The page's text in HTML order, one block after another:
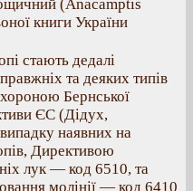
(Anacamptis
книги України
стають дедалі
та деяких типів
Бернської
ЄС (Дідух,
наявних на
Директивою
лук — код 6510, та
молінії — код 6410